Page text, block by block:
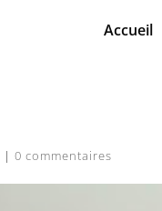
Accueil
|0 commentaires